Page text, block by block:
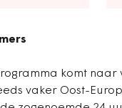
komt
vaker Oost-